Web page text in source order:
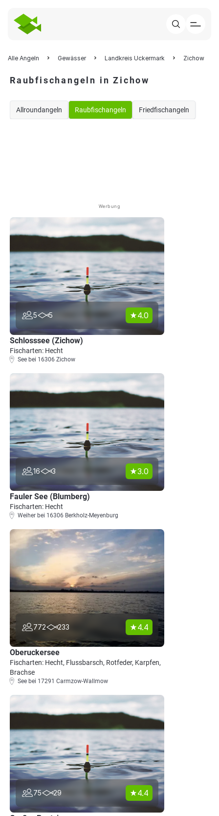
Alle Angeln Gewässer Landkreis Uckermark Zichow
Raubfischangeln in Zichow
Allroundangeln Raubfischangeln Friedfischangeln
Werbung
5 5 4.0
Schlosssee (Zichow)
Fischarten: Hecht
See bei 16306 Zichow
16 3 3.0
Fauler See (Blumberg)
Fischarten: Hecht
Weiher bei 16306 Berkholz-Meyenburg
772 233 4.4
Oberuckersee
Fischarten: Hecht, Flussbarsch, Rotfeder, Karpfen,
Brachse
See bei 17291 Carmzow-Wallmow
75 29 4.4